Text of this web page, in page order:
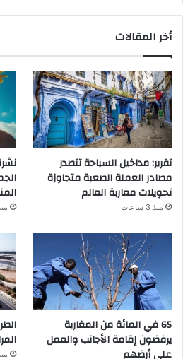
أخر المقالات
تقرير: مداخيل السياحة تتصدر
مصادر العملة الصعبة متجاوزة
تحويلات مغاربة العالم
منذ 3 ساعات منذ 3
65 في المائة من المغاربة
يرفضون إقامة الأجانب والعمل
على أرضهم
منذ 3